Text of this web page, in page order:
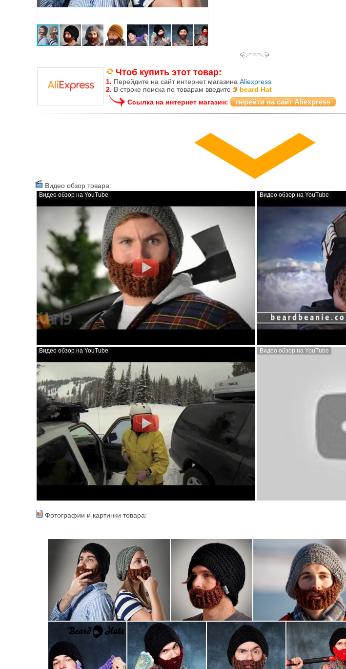
Чтоб купить этот товар:
1. Перейдите на сайт интернет магазина Aliexpress
2. В строке поиска по товарам введите
beard Hat
Ссылка на интернет магазин:
перейти на сайт Aliexpress
Видео обзор товара:
Видео обзор на YouTube Видео обзор на YouTube
Видео обзор на YouTube Видео обзор на YouTube
Фотографии и картинки товара: